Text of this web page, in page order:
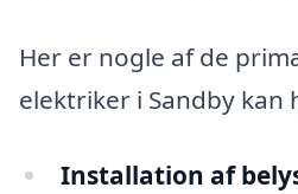
Her er nogle af de
elektriker i Sandby kan
Installation af